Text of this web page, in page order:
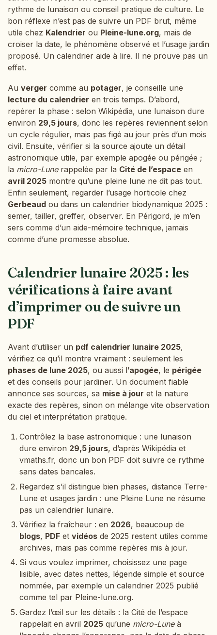
rythme de lunaison ou conseil pratique de culture. Le
bon réflexe n’est pas de suivre un PDF brut, même
utile chez Kalendrier ou Pleine-lune.org, mais de
croiser la date, le phénomène observé et l’usage jardin
proposé. Un calendrier aide à lire. Il ne prouve pas un
effet.
Au verger comme au potager, je conseille une
lecture du calendrier en trois temps. D’abord,
repérer la phase : selon Wikipédia, une lunaison dure
environ 29,5 jours, donc les repères reviennent selon
un cycle régulier, mais pas figé au jour près d’un mois
civil. Ensuite, vérifier si la source ajoute un détail
astronomique utile, par exemple apogée ou périgée ;
la micro-Lunerappelée par la Cité de l’espace en
avril 2025 montre qu’une pleine lune ne dit pas tout.
Enfin seulement, regarder l’usage horticole chez
Gerbeaud ou dans un calendrier biodynamique 2025 :
semer, tailler, greffer, observer. En Périgord, je m’en
sers comme d’un aide-mémoire technique, jamais
comme d’une promesse absolue.
Calendrier lunaire 2025 : les
vérifications à faire avant
d’imprimer ou de suivre un
PDF
Avant d’utiliser un pdf calendrier lunaire 2025,
vérifiez ce qu’il montre vraiment : seulement les
phases de lune 2025, ou aussi l’apogée, le périgée
et des conseils pour jardiner. Un document fiable
annonce ses sources, sa mise à jour et la nature
exacte des repères, sinon on mélange vite observation
du ciel et interprétation pratique.
Contrôlez la base astronomique : une lunaison
dure environ 29,5 jours, d’après Wikipédia et
vmaths.fr, donc un bon PDF doit suivre ce rythme
sans dates bancales.
Regardez s’il distingue bien phases, distance Terre-
Lune et usages jardin : une Pleine Lune ne résume
pas un calendrier lunaire.
Vérifiez la fraîcheur : en 2026, beaucoup de
blogs, PDF et vidéos de 2025 restent utiles comme
archives, mais pas comme repères mis à jour.
Si vous voulez imprimer, choisissez une page
lisible, avec dates nettes, légende simple et source
nommée, par exemple un calendrier 2025 publié
comme tel par Pleine-lune.org.
Gardez l’œil sur les détails : la Cité de l’espace
rappelait en avril 2025 qu’une micro-Luneà